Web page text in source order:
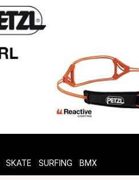
SKATE SURFING BMX